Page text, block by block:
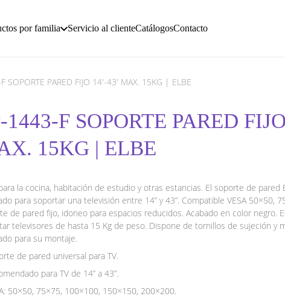
por familia Servicio al clienteCatálogosContacto
SOPORTE PARED FIJO 14′-43′ MAX. 15KG | ELBE
1443-F SOPORTE PARED FIJO
15KG | ELBE
la cocina, habitación de estudio y otras estancias. El soporte de pared
para soportar una televisión entre 14’’ y 43”. Compatible VESA 50×50,
de pared fijo, idoneo para espacios reducidos. Acabado en color negro.
televisores de hasta 15 Kg de peso. Dispone de tornillos de sujeción y
para su montaje.
de pared universal para TV.
para TV de 14’’ a 43”.
50×50, 75×75, 100×100, 150×150, 200×200.